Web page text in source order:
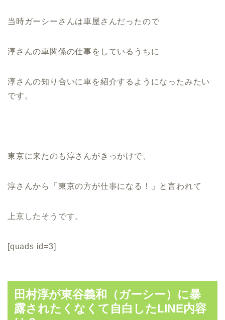
当時ガーシーさんは車屋さんだったので
淳さんの車関係の仕事をしているうちに
淳さんの知り合いに車を紹介するようになったみたい
です。
東京に来たのも淳さんがきっかけで、
淳さんから「東京の方が仕事になる！」と言われて
上京したそうです。
[quads id=3]
田村淳が東谷義和（ガーシー）に暴
露されたくなくて自白したLINE内容